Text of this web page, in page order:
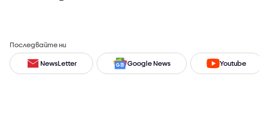
Последвайте ни
NewsLetter Google News Youtube